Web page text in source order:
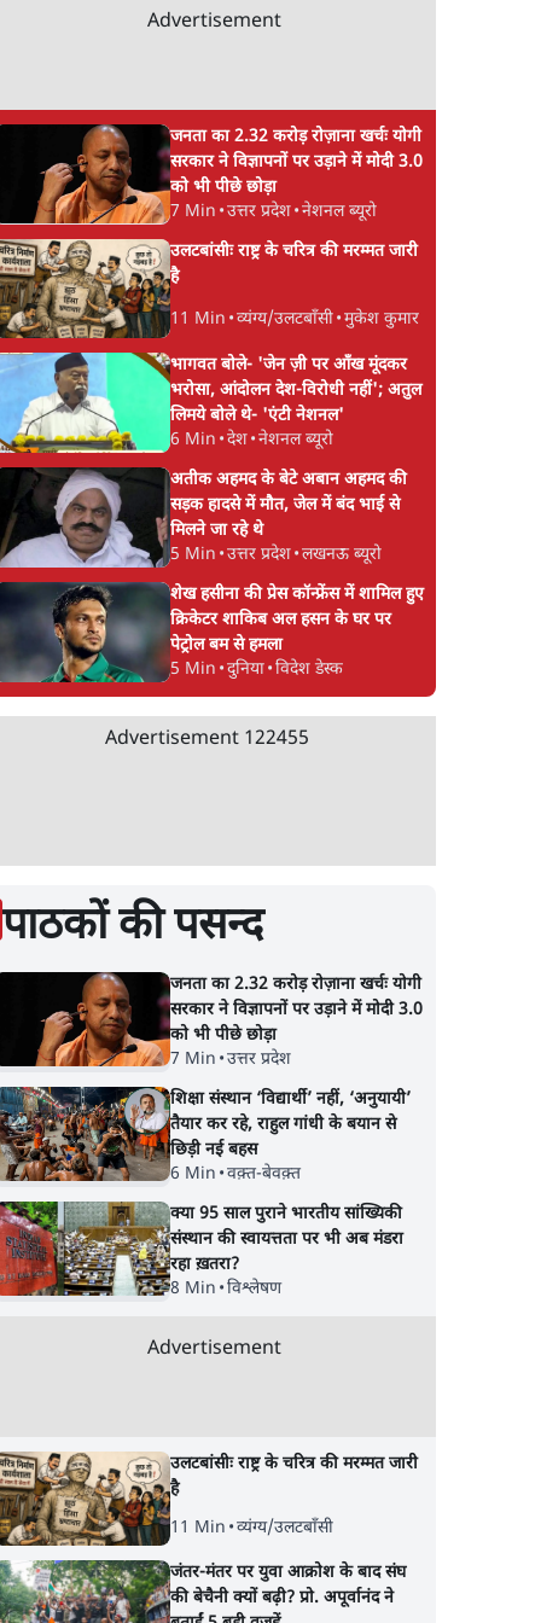
Advertisement
जनता का 2.32 करोड़ रोज़ाना खर्चः योगी
सरकार ने विज्ञापनों पर उड़ाने में मोदी 3.0
को भी पीछे छोड़ा
7 Min •उत्तर प्रदेश•नेशनल ब्यूरो
उलटबांसीः राष्ट्र के चरित्र की मरम्मत जारी
है
11 Min •व्यंग्य/उलटबाँसी•मुकेश कुमार
भागवत बोले- 'जेन ज़ी पर आँख मूंदकर
भरोसा, आंदोलन देश-विरोधी नहीं'; अतुल
लिमये बोले थे- 'एंटी नेशनल'
6 Min •देश•नेशनल ब्यूरो
अतीक अहमद के बेटे अबान अहमद की
सड़क हादसे में मौत, जेल में बंद भाई से
मिलने जा रहे थे
5 Min •उत्तर प्रदेश•लखनऊ ब्यूरो
शेख हसीना की प्रेस कॉन्फ्रेंस में शामिल हुए
क्रिकेटर शाकिब अल हसन के घर पर
पेट्रोल बम से हमला
5 Min •दुनिया•विदेश डेस्क
Advertisement 122455
पाठकों की पसन्द
जनता का 2.32 करोड़ रोज़ाना खर्चः योगी
सरकार ने विज्ञापनों पर उड़ाने में मोदी 3.0
को भी पीछे छोड़ा
7 Min •उत्तर प्रदेश
शिक्षा संस्थान ‘विद्यार्थी’ नहीं, ‘अनुयायी’
तैयार कर रहे, राहुल गांधी के बयान से
छिड़ी नई बहस
6 Min •वक़्त-बेवक़्त
क्या 95 साल पुराने भारतीय सांख्यिकी
संस्थान की स्वायत्तता पर भी अब मंडरा
रहा ख़तरा?
8 Min •विश्लेषण
Advertisement
उलटबांसीः राष्ट्र के चरित्र की मरम्मत जारी
है
11 Min •व्यंग्य/उलटबाँसी
जंतर-मंतर पर युवा आक्रोश के बाद संघ
की बेचैनी क्यों बढ़ी? प्रो. अपूर्वानंद ने